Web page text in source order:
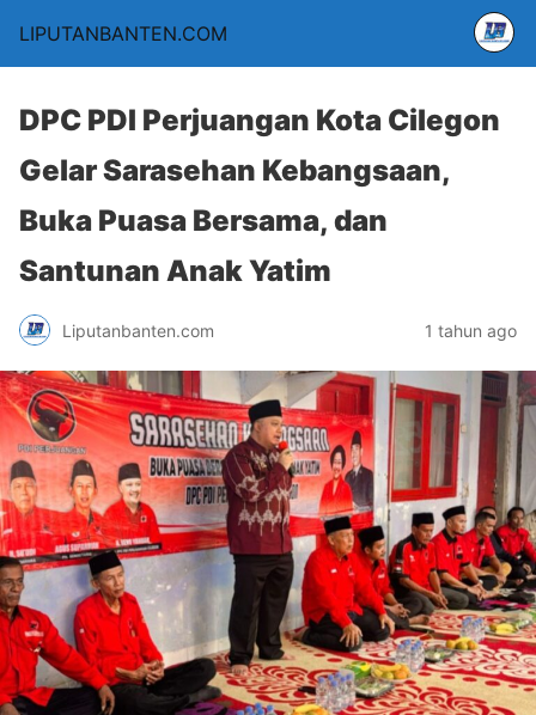
LIPUTANBANTEN.COM
DPC PDI Perjuangan Kota Cilegon
Gelar Sarasehan Kebangsaan,
Buka Puasa Bersama, dan
Santunan Anak Yatim
Liputanbanten.com 1 tahun ago